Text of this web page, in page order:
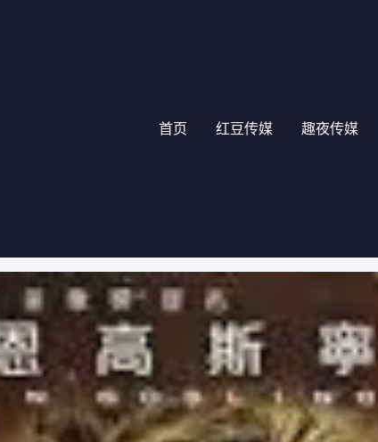
首页 红豆传媒 趣夜传媒